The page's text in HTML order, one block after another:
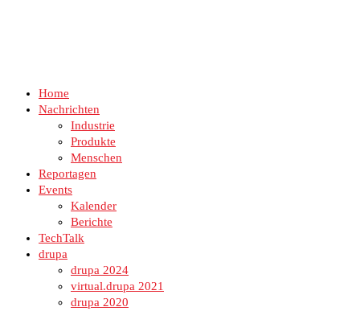
Home
Nachrichten
Industrie
Produkte
Menschen
Reportagen
Events
Kalender
Berichte
TechTalk
drupa
drupa 2024
virtual.drupa 2021
drupa 2020